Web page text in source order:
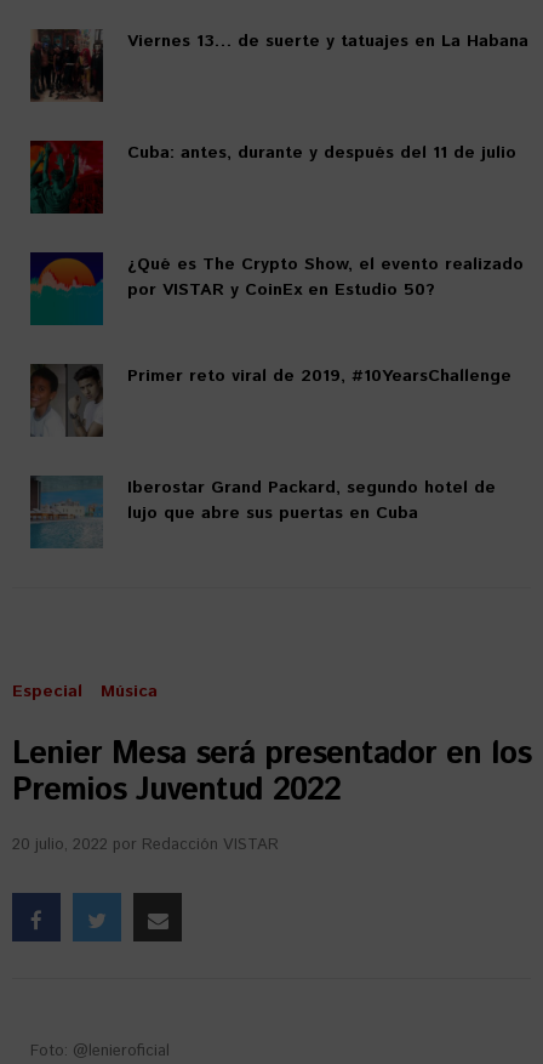
Viernes 13… de suerte y tatuajes en La Habana
Cuba: antes, durante y después del 11 de julio
¿Qué es The Crypto Show, el evento realizado
por VISTAR y CoinEx en Estudio 50?
Primer reto viral de 2019, #10YearsChallenge
Iberostar Grand Packard, segundo hotel de
lujo que abre sus puertas en Cuba
Especial Música
Lenier Mesa será presentador en los
Premios Juventud 2022
20 julio, 2022 por Redacción VISTAR
Foto: @lenieroficial